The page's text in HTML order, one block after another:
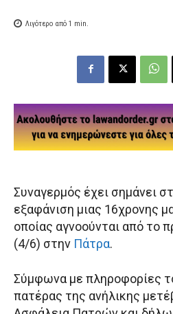
Λιγότερο από 1 min.
Συναγερμός έχει σημάνει
εξαφάνιση μιας 16χρονης
οποίας αγνοούνται από το
(4/6) στην Πάτρα.
Σύμφωνα με πληροφορίες
πατέρας της ανήλικης